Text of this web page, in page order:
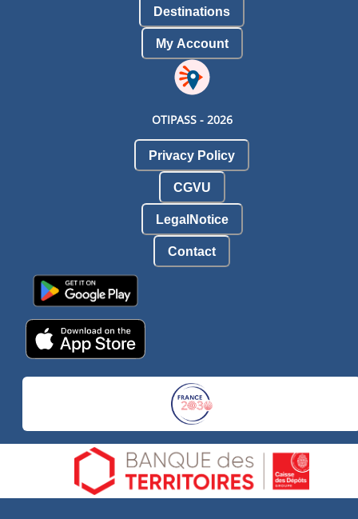
Destinations
My Account
OTIPASS - 2026
Privacy Policy
CGVU
LegalNotice
Contact